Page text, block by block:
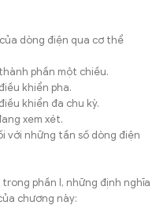
dòng điện qua cơ thể
phần một chiều.
khiển pha.
khiển đa chu kỳ.
xem xét.
với những tần số dòng điện
phần I, những định nghĩa
chương này: